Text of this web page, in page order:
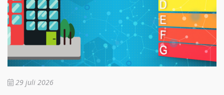
29 juli 2026